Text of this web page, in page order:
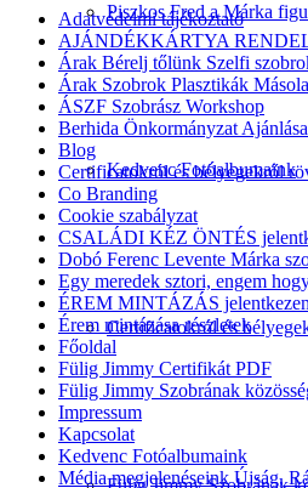
Piszkos Fred a Márka
Kedvenc Fotóalbumaink
Certificatokról és
Adatvédelmi tájékoztató
AJÁNDÉKKÁRTYA
Árak Bérelj tőlünk Szelfi
Árak Szobrok Plasztikák
ÁSZF Szobrász Workshop
Berhida Önkormányzat
Blog
Certificatokról és bélyegekről
Co Branding
Cookie szabályzat
CSALÁDI KÉZ ÖNTÉS
Dobó Ferenc Levente Márka
Egy meredek sztori, engem
ÉREM MINTÁZÁS
Érem mintázása részletek
Főoldal
Fülig Jimmy Certifikát PDF
Fülig Jimmy Szobrának
Impressum
Kapcsolat
Kedvenc Fotóalbumaink
Média megjelenéseink Újság,